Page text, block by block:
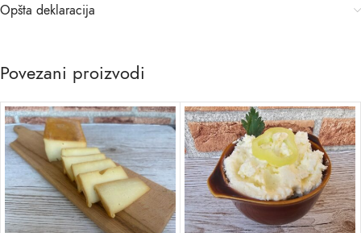
Opšta deklaracija
Povezani proizvodi